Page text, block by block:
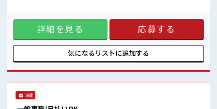
ロッカーあり！
安心してお仕事に集中♪
よってはお願いすることもあります♪ ≪週休2日制≫ 週末は
家族や友人と一緒にプライベート満喫！ ≪ヘアカラーOKで自
由な雰囲気の職場≫ 明るすぎたり奇抜でなければ基本的に自
由！ (規定有)≪自分に向いている仕事が探せる≫ 困った事な
どがあれば、 担当がしっかりサポートします！ ■職場の雰囲
気 派手すぎなければ多少のヘアカラーもOKなのはウレシイ
おう！ ロッカーあり！ 安心してお仕事に集中♪
詳細を見る 応募する
気になるリストに追加する
派遣